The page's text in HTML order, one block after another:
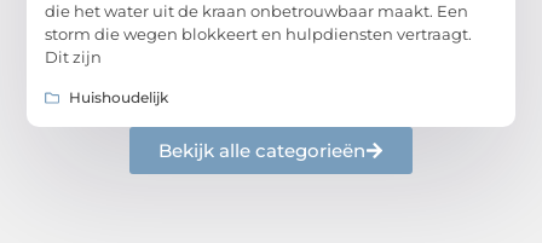
die het water uit de kraan onbetrouwbaar maakt. Een
storm die wegen blokkeert en hulpdiensten vertraagt.
Dit zijn
Huishoudelijk
Bekijk alle categorieën